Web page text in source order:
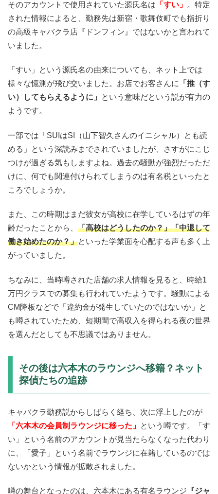
そのアカウントで使用されていた源氏名は 「すい」 。特定
された情報によると、勤務先は新宿・歌舞伎町でも指折り
の高級キャバクラ店『ドンフィン』ではないかと言われて
いました。
「すい」という源氏名の由来についても、ネット上では
様々な憶測が飛び交いました。お店でお客さんに 「推（す
い）してもらえるように」
という意味だという説が有力の
ようです。
一部では「SUIはSI（山下智久さんのイニシャル）とも読
める」という深読みまでされていましたが、さすがにこじ
つけが過ぎる気もしますよね。過去の騒動が強烈だっただ
けに、何でも関連付けられてしまうのは有名税といったと
ころでしょうか。
また、この時期はまだ彼女が高校に在学しているはずの年
齢だったことから、 「高校はどうしたのか？」「中退して
働き始めたのか？」といった学業面を心配する声も多く上
がっていました。
ちなみに、当時噂された店舗の求人情報を見ると、時給1
万円クラスでの募集も行われていたようです。騒動による
CM降板などで「違約金が発生していたのではないか」と
も噂されていたため、短期間で高収入を得られる夜の世界
を選んだとしても不思議ではありません。
その後は六本木のラウンジへ移籍？ネット
探偵たちの追跡
キャバクラ勤務説からしばらく経ち、次に浮上したのが
「六本木の会員制ラウンジに移った」 という噂です。「す
い」という名前のアカウントが見当たらなくなった代わり
に、「愛子」という名前でラウンジに在籍しているのでは
ないかという情報が拡散されました。
噂の舞台となったのは、六本木にある有名ラウンジ 『ジャ